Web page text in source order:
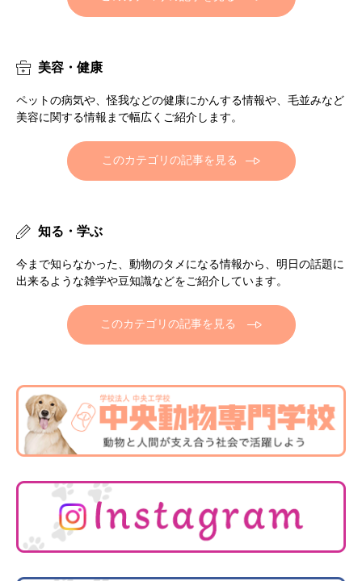
美容・健康
ペットの病気や、怪我などの健康にかんする情報や、毛並みなど
美容に関する情報まで幅広くご紹介します。
このカテゴリの記事を見る
知る・学ぶ
今まで知らなかった、動物のタメになる情報から、明日の話題に
出来るような雑学や豆知識などをご紹介しています。
このカテゴリの記事を見る